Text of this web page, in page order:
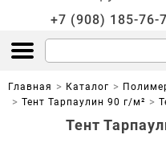
+7 (908) 185-76-
Открыть меню
Главная Каталог
Тент Тарпаулин 90 г/м²
Тент